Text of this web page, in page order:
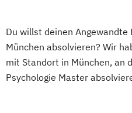
Du willst deinen Angewandte
München absolvieren? Wir
mit Standort in München, an
Psychologie Master